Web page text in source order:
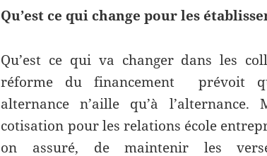
Qu’est ce qui change pour les
Qu’est ce qui va changer dans les
réforme du financement prévoit
alternance n’aille qu’à
cotisation pour les relations école
on assuré, de maintenir les